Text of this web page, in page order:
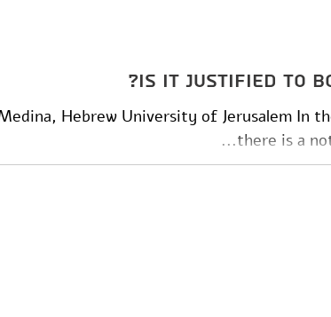
Is it Justified to
Hebrew University of Jerusalem In
there is a